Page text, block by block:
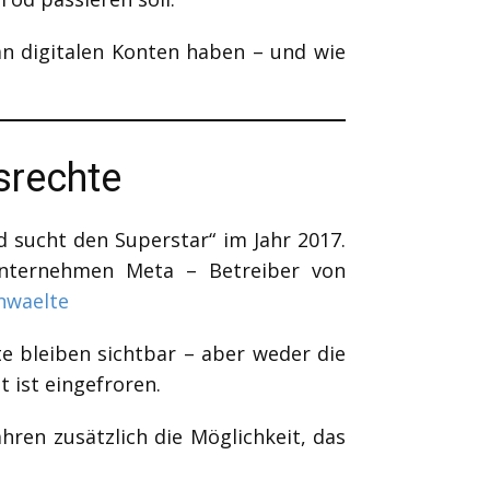
digitalen Konten haben – und wie
den Superstar“ im Jahr 2017.
Meta – Betreiber von
bleiben sichtbar – aber weder die
ist eingefroren.
zusätzlich die Möglichkeit, das